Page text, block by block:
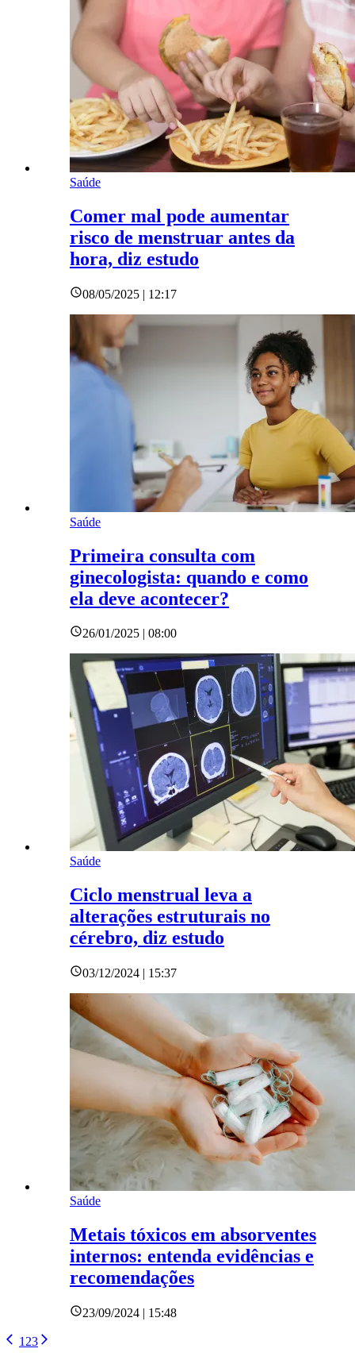
Saúde
Comer mal pode aumentar
risco de menstruar antes da
hora, diz estudo
08/05/2025 | 12:17
Saúde
Primeira consulta com
ginecologista: quando e como
ela deve acontecer?
26/01/2025 | 08:00
Saúde
Ciclo menstrual leva a
alterações estruturais no
cérebro, diz estudo
03/12/2024 | 15:37
Saúde
Metais tóxicos em absorventes
internos: entenda evidências e
recomendações
23/09/2024 | 15:48
1 23